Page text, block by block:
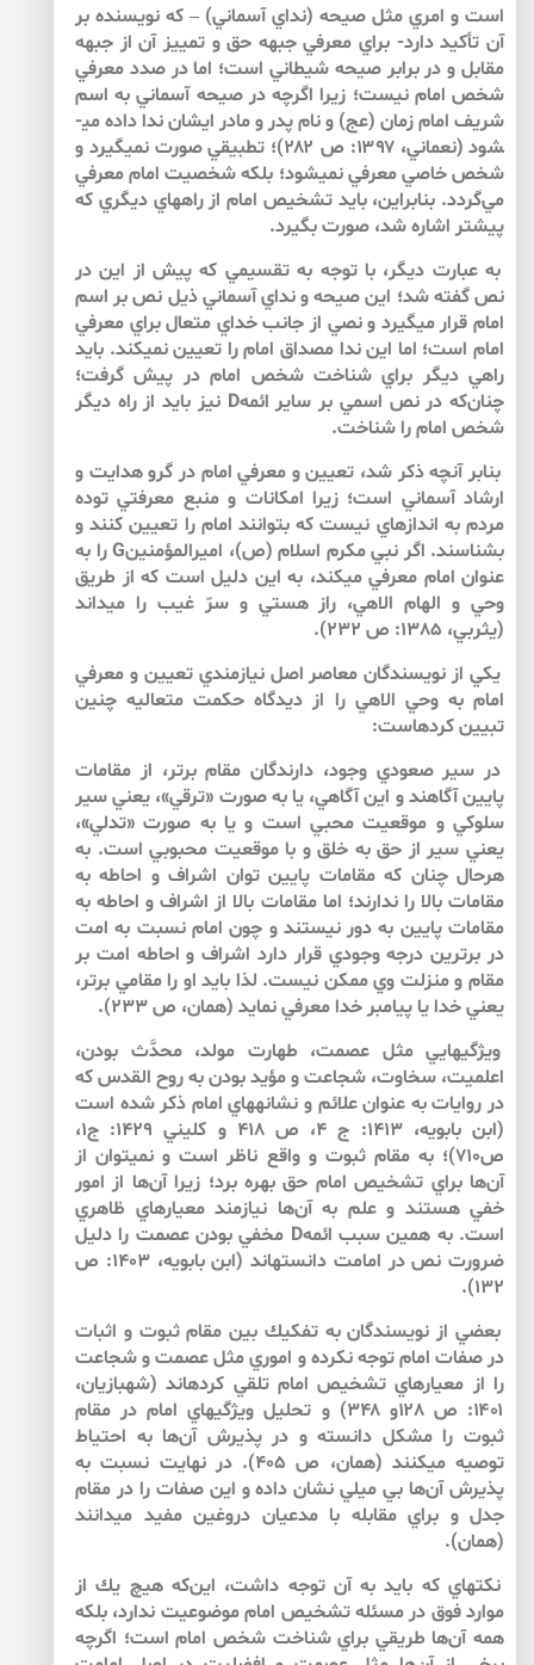
است و امري مثل صيحه (نداي آسماني) – كه نويسنده بر
آن تأكيد دارد- براي معرفي جبهه حق و تمييز آن از جبهه
مقابل و در برابر صيحه شيطاني است؛ اما در صدد معرفي
شخص امام نيست؛ زيرا اگرچه در صيحه آسماني به اسم
شريف امام زمان (عج) و نام پدر و مادر ايشان ندا داده مي­
شود (نعماني، ۱۳۹۷: ص ۲۸۲)؛ تطبيقي صورت نمي­گيرد و
شخص خاصي معرفي نمي­شود؛ بلكه شخصيت امام معرفي
مي‌گردد. بنابراين، بايد تشخيص امام از راه­هاي ديگري كه
پيش­تر اشاره شد، صورت بگيرد.
به عبارت ديگر، با توجه به تقسيمي كه پيش­ از اين در
نص گفته شد؛ اين صيحه و نداي آسماني ذيل نص بر اسم
امام قرار مي­گيرد و نصي از جانب خداي متعال براي معرفي
امام است؛ اما اين ندا مصداق امام را تعيين نمي­كند. بايد
راهي ديگر براي شناخت شخص امام در پيش گرفت؛
چنان‌كه در نص اسمي بر ساير ائمهD نيز بايد از راه ديگر
شخص امام را شناخت.
بنابر آنچه ذكر شد، تعيين و معرفي امام در گرو هدايت و
ارشاد آسماني است؛ زيرا امكانات و منبع معرفتي توده
مردم به اندازه­اي نيست كه بتوانند امام را تعيين كنند و
بشناسند. اگر نبي مكرم اسلام (ص)، اميرالمؤمنينG را به
عنوان امام معرفي مي­كند، به اين دليل است كه از طريق
وحي و الهام الاهي، راز هستي و سرّ غيب را مي­داند
(يثربي، 1385: ص 232).
يكي از نويسندگان معاصر اصل نيازمندي تعيين و معرفي
امام به وحي الاهي را از ديدگاه حكمت متعاليه چنين
تبيين كرده­است:
در سير صعودي وجود، دارندگان مقام برتر، از مقامات
پايين آگاهند و اين آگاهي، يا به صورت «ترقي»، يعني سير
سلوكي و موقعيت محبي است و يا به صورت «تدلي»،
يعني سير از حق به خلق و با موقعيت محبوبي است. به
هرحال چنان كه مقامات پايين توان اشراف و احاطه به
مقامات بالا را ندارند؛ اما مقامات بالا از اشراف و احاطه به
مقامات پايين به دور نيستند و چون امام نسبت به امت
در برترين درجه وجودي قرار دارد اشراف و احاطه امت بر
مقام و منزلت وي ممكن نيست. لذا بايد او را مقامي برتر،
يعني خدا يا پيامبر خدا معرفي نمايد (همان، ص ۲۳۳).
ويژگي­هايي مثل عصمت، طهارت مولد، محدَّث بودن،
اعلميت، سخاوت، شجاعت و مؤيد بودن به روح القدس كه
در روايات به عنوان علائم و نشانه­هاي امام ذكر شده است
(ابن بابويه، 1413: ج 4، ص 418 و كليني 1429: ج1،
ص710)؛ به مقام ثبوت و واقع ناظر است و نمي­توان از
آن‌ها براي تشخيص امام حق بهره برد؛ زيرا آن‌ها از امور
خفي هستند و علم به آن‌ها نيازمند معيارهاي ظاهري
است. به همين سبب ائمهD مخفي بودن عصمت را دليل
ضرورت نص در امامت دانسته­اند (ابن بابويه، 1403: ص
132).
بعضي از نويسندگان به تفكيك بين مقام ثبوت و اثبات
در صفات امام توجه نكرده و اموري مثل عصمت و شجاعت
را از معيارهاي تشخيص امام تلقي كرده­اند (شهبازيان،
۱۴۰۱: ص ۱۲۸و ۳۴۸) و تحليل ويژگي­هاي امام در مقام
ثبوت را مشكل دانسته و در پذيرش آن‌ها به احتياط
توصيه مي­كنند (همان، ص ۴۰۵). در نهايت نسبت به
پذيرش آن‌ها بي ميلي نشان داده و اين صفات را در مقام
جدل و براي مقابله با مدعيان دروغين مفيد مي­دانند
(همان).
نكته­اي كه بايد به آن توجه داشت، اين‌كه هيچ يك از
موارد فوق در مسئله تشخيص امام موضوعيت ندارد، بلكه
همه آن‌ها طريقي براي شناخت شخص امام است؛ اگرچه